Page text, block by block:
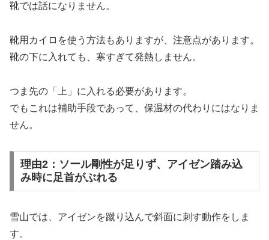
靴では話になりません。
靴用カイロを使う方法もありますが、注意点があります。
靴の下に入れても、寒すぎて発熱しません。
つま先の「上」に入れる必要があります。
でもこれは補助手段であって、保温材の代わりにはなりま
せん。
理由2：ソール剛性が足りず、アイゼン踏み込
み時に足首がぶれる
雪山では、アイゼンを蹴り込んで斜面に刺す動作をしま
す。